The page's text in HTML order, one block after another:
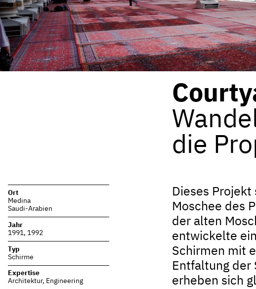
die
Ort
Medina
Saudi-Arabien
Jahr
1991, 1992
Typ
Schirme
Expertise
Architektur, Engineering
Dieses
Moschee des
der alten
entwickelte
Schirmen mit
Entfaltung der
erheben sich